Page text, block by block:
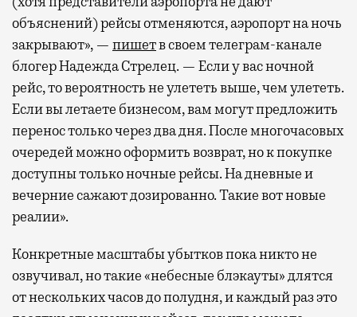
объяснений) рейсы отменяются, аэропорт на ночь
закрывают», — пишетв своем телеграм-канале
блогер Надежда Стрелец. — Если у вас ночной
рейс, то вероятность не улететь выше, чем улететь.
Если вы летаете бизнесом, вам могут предложить
перенос только через два дня. После многочасовых
очередей можно оформить возврат, но к покупке
доступны только ночные рейсы. На дневные и
вечерние сажают дозированно. Такие вот новые
реалии».
Конкретные масштабы убытков пока никто не
озвучивал, но такие «небесные блэкауты» длятся
от нескольких часов до полудня, и каждый раз это